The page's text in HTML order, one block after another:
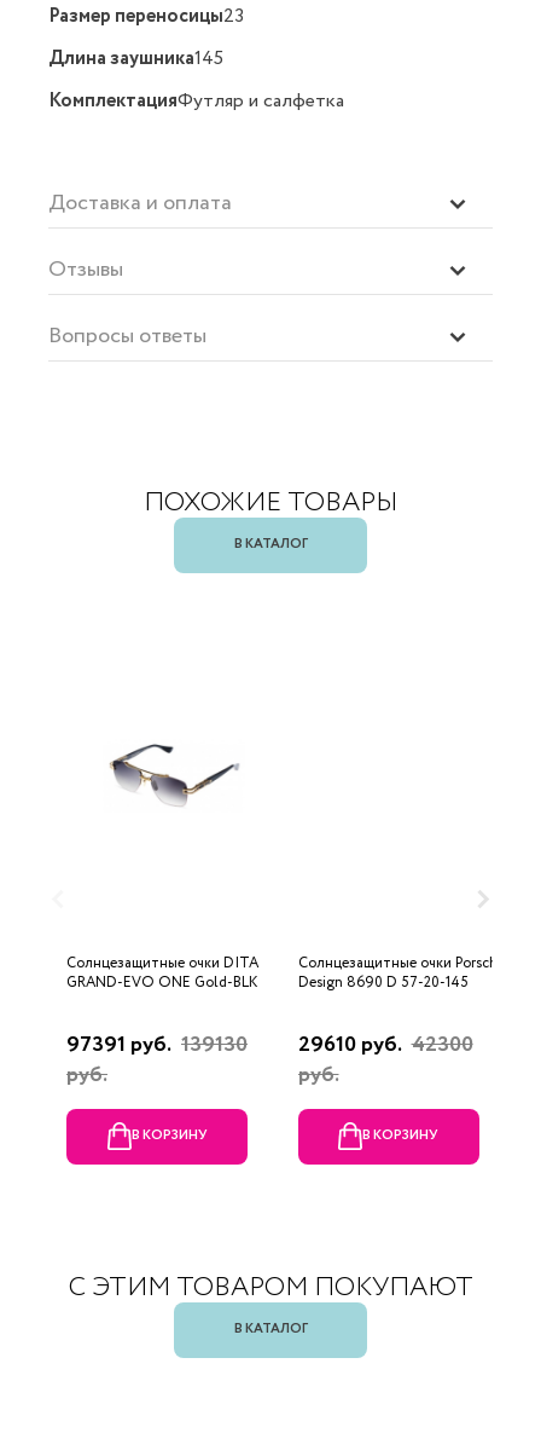
Размер переносицы23
Длина заушника145
КомплектацияФутляр и салфетка
Доставка и оплата
Отзывы
Вопросы ответы
ПОХОЖИЕ ТОВАРЫ
В КАТАЛОГ
Солнцезащитные очки DITA
GRAND-EVO ONE Gold-BLK
97391 руб. 139130
руб.
В КОРЗИНУ
Солнцезащитные очки Porsche
Design 8690 D 57-20-145
29610 руб. 42300
руб.
В КОРЗИНУ
С ЭТИМ ТОВАРОМ ПОКУПАЮТ
В КАТАЛОГ